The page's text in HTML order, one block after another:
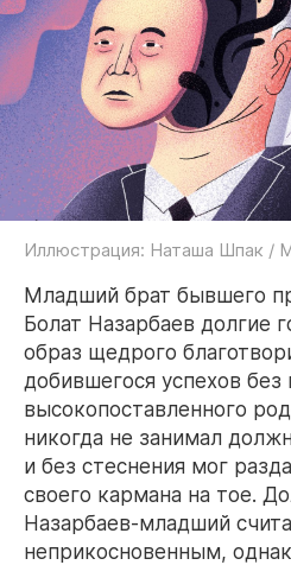
Иллюстрация: Наташа Шпак /
Младший брат бывшего
Болат Назарбаев долгие
образ щедрого
добившегося успехов
высокопоставленного
никогда не занимал
и без стеснения мог
своего кармана на тое.
Назарбаев-младший
неприкосновенным,